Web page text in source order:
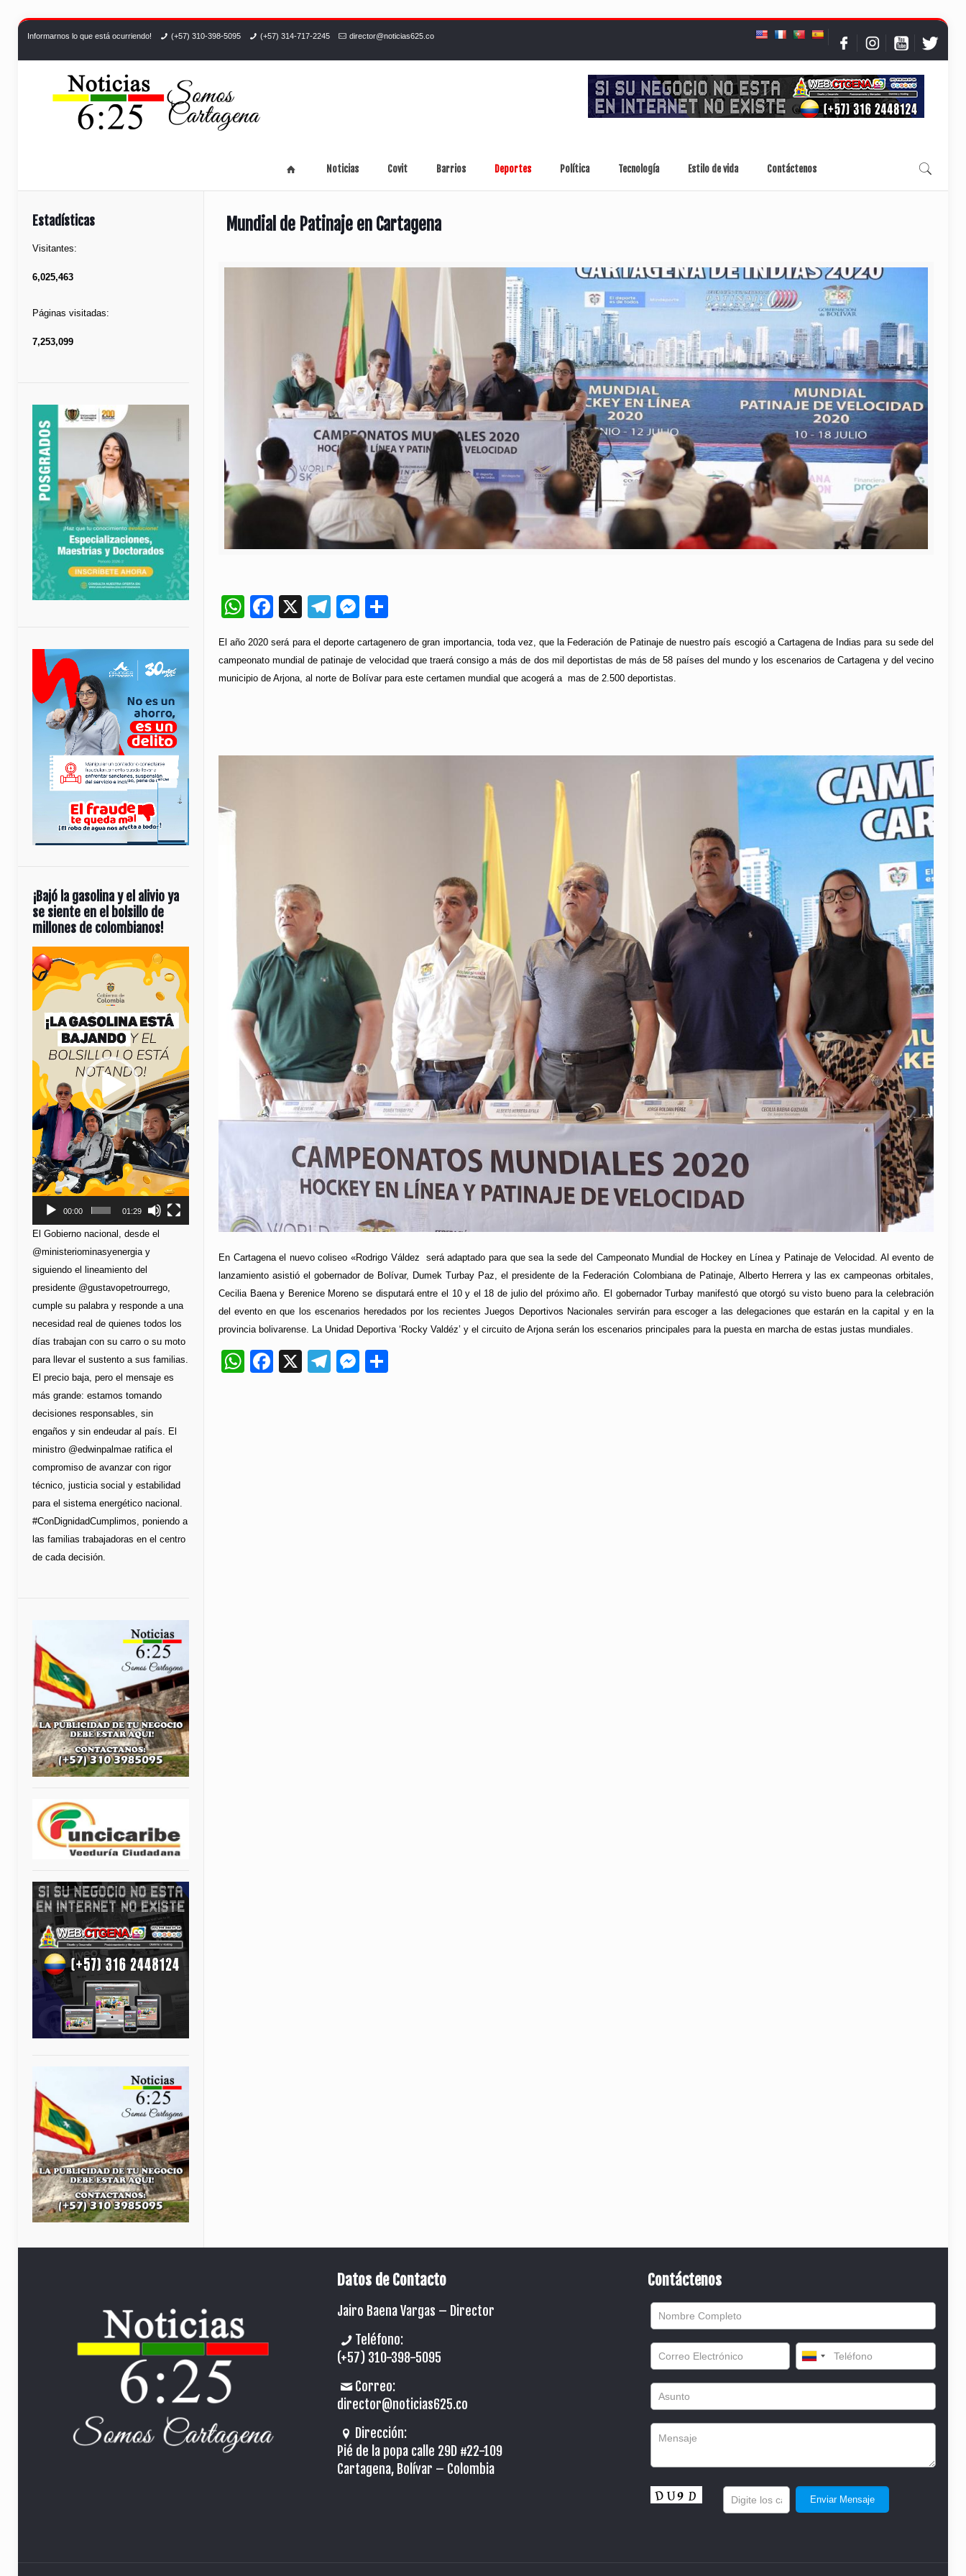
Informarnos lo que está ocurriendo! (+57) 310-398-5095 (+57) 314-717-2245 director@noticias625.co
Noticias Covit Barrios Deportes Política Tecnología Estilo de vida Contáctenos
Mundial de Patinaje en Cartagena
WhatsApp
Facebook
X Telegram
Messenger
El año 2020 será para el deporte cartagenero de gran importancia, toda vez, que la Federación de Patinaje de nuestro país escogió a Cartagena de Indias para su sede del
campeonato mundial de patinaje de velocidad que traerá consigo a más de dos mil deportistas de más de 58 países del mundo y los escenarios de Cartagena y del vecino
municipio de Arjona, al norte de Bolívar para este certamen mundial que acogerá a mas de 2.500 deportistas.
En Cartagena el nuevo coliseo «Rodrigo Váldez será adaptado para que sea la sede del Campeonato Mundial de Hockey en Línea y Patinaje de Velocidad. Al evento de
lanzamiento asistió el gobernador de Bolívar, Dumek Turbay Paz, el presidente de la Federación Colombiana de Patinaje, Alberto Herrera y las ex campeonas orbitales,
Cecilia Baena y Berenice Moreno se disputará entre el 10 y el 18 de julio del próximo año. El gobernador Turbay manifestó que otorgó su visto bueno para la celebración
del evento en que los escenarios heredados por los recientes Juegos Deportivos Nacionales servirán para escoger a las delegaciones que estarán en la capital y en la
provincia bolivarense. La Unidad Deportiva ‘Rocky Valdéz’ y el circuito de Arjona serán los escenarios principales para la puesta en marcha de estas justas mundiales.
WhatsApp
Facebook
X Telegram
Messenger
Estadísticas
Visitantes:
6,025,463
Páginas visitadas:
7,253,099
¡Bajó la gasolina y el alivio ya
se siente en el bolsillo de
millones de colombianos!
Reproductor
de
vídeo
00:00 01:29
El Gobierno nacional, desde el
@ministeriominasyenergia y
siguiendo el lineamiento del
presidente @gustavopetrourrego,
cumple su palabra y responde a una
necesidad real de quienes todos los
días trabajan con su carro o su moto
para llevar el sustento a sus familias.
El precio baja, pero el mensaje es
más grande: estamos tomando
decisiones responsables, sin
engaños y sin endeudar al país. El
ministro @edwinpalmae ratifica el
compromiso de avanzar con rigor
técnico, justicia social y estabilidad
para el sistema energético nacional.
#ConDignidadCumplimos, poniendo a
las familias trabajadoras en el centro
de cada decisión.
Datos de Contacto
Jairo Baena Vargas – Director
Teléfono:
(+57) 310-398-5095
Correo:
director@noticias625.co
Dirección:
Pié de la popa calle 29D #22-109
Cartagena, Bolívar – Colombia
Contáctenos